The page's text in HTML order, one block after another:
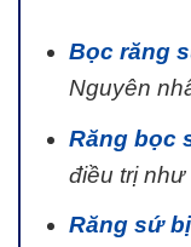
Bọc răng
Nguyên
Răng bọc
điều trị
Răng sứ